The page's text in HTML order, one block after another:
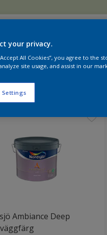
produkterna
Ambiance Deep
your privacy.
All Cookies”, you agree to the
site usage, and assist in our
Settings